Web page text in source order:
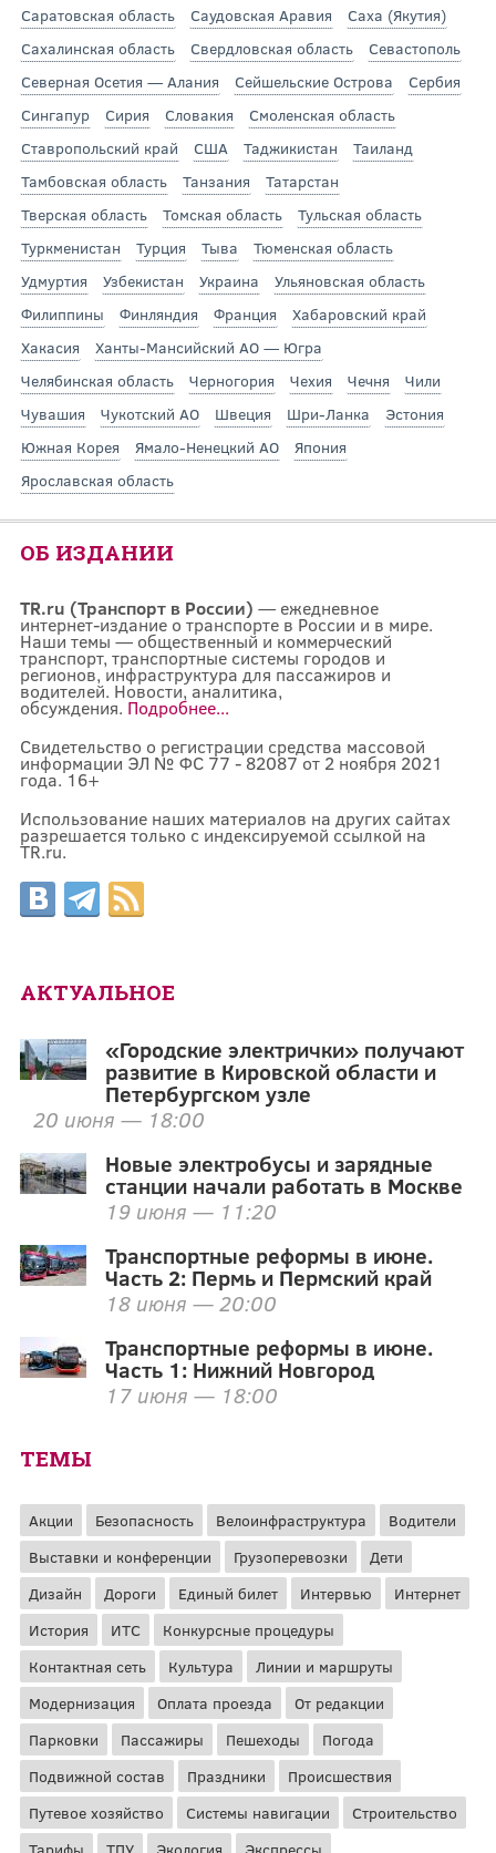
Саратовская область
Саудовская Аравия
Саха (Якутия)
Сахалинская область
Свердловская область
Севастополь
Северная Осетия — Алания
Сейшельские Острова
Сербия
Сингапур
Сирия Словакия
Смоленская область
Ставропольский край
США Таджикистан
Таиланд
Тамбовская область
Танзания
Татарстан
Тверская область
Томская область
Тульская область
Туркменистан
Турция Тыва
Тюменская область
Удмуртия
Узбекистан Украина
Ульяновская область
Филиппины
Финляндия Франция
Хабаровский край
Хакасия
Ханты-Мансийский АО — Югра
Челябинская область
Черногория Чехия Чечня
Чили
Чувашия
Чукотский АО Швеция Шри-Ланка
Эстония
Южная Корея
Ямало-Ненецкий АО
Япония
Ярославская область
ОБ ИЗДАНИИ
TR.ru (Транспорт в России) — ежедневное
интернет-издание о транспорте в России и в мире.
Наши темы — общественный и коммерческий
транспорт, транспортные системы городов и
регионов, инфраструктура для пассажиров и
водителей. Новости, аналитика,
обсуждения. Подробнее...
Свидетельство о регистрации средства массовой
информации ЭЛ № ФС 77 - 82087 от 2 ноября 2021
года. 16+
Использование наших материалов на других сайтах
разрешается только с индексируемой ссылкой на
TR.ru.
АКТУАЛЬНОЕ
«Городские электрички» получают
развитие в Кировской области и
Петербургском узле
20 июня — 18:00
Новые электробусы и зарядные
станции начали работать в Москве
19 июня — 11:20
Транспортные реформы в июне.
Часть 2: Пермь и Пермский край
18 июня — 20:00
Транспортные реформы в июне.
Часть 1: Нижний Новгород
17 июня — 18:00
ТЕМЫ
Акции Безопасность Велоинфраструктура
Водители
Выставки и конференции
Грузоперевозки
Дети
Дизайн
Дороги Единый билет Интервью
Интернет
История
ИТС
Конкурсные процедуры
Контактная сеть
Культура
Линии и маршруты
Модернизация
Оплата проезда
От редакции
Парковки
Пассажиры Пешеходы
Погода
Подвижной состав
Праздники
Происшествия
Путевое хозяйство
Системы навигации
Строительство